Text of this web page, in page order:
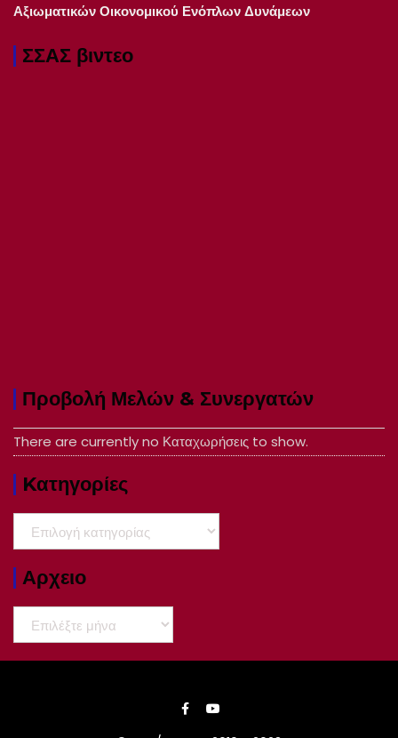
Αξιωματικών Οικονομικού Ενόπλων Δυνάμεων
ΣΣΑΣ βιντεο
Προβολή Μελών & Συνεργατών
There are currently no Καταχωρήσεις to show.
Kατηγορίες
Αρχειο